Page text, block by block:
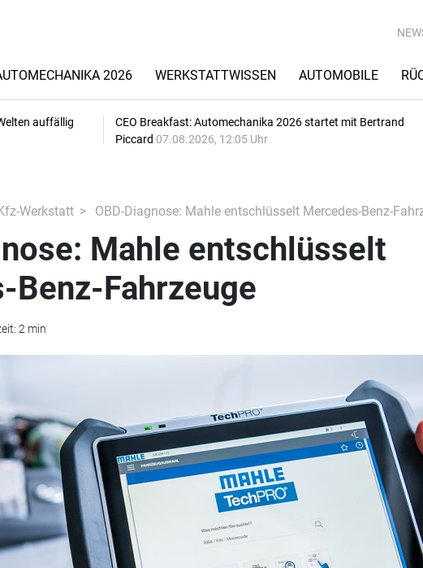
2026 WERKSTATTWISSEN AUTOMOBILE
auffällig
CEO Breakfast: Automechanika 2026 startet mit Bertrand
Piccard 07.08.2026, 12:05 Uhr
Werkstatt OBD-Diagnose: Mahle entschlüsselt Mercedes-Benz-
Mahle entschlüsselt
Benz-Fahrzeuge
2 min